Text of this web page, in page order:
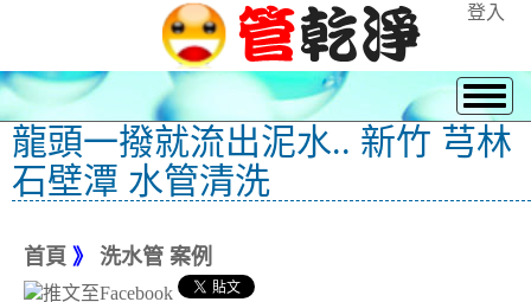
登入
龍頭一撥就流出泥水.. 新竹 芎林
石壁潭 水管清洗
首頁 》 洗水管 案例